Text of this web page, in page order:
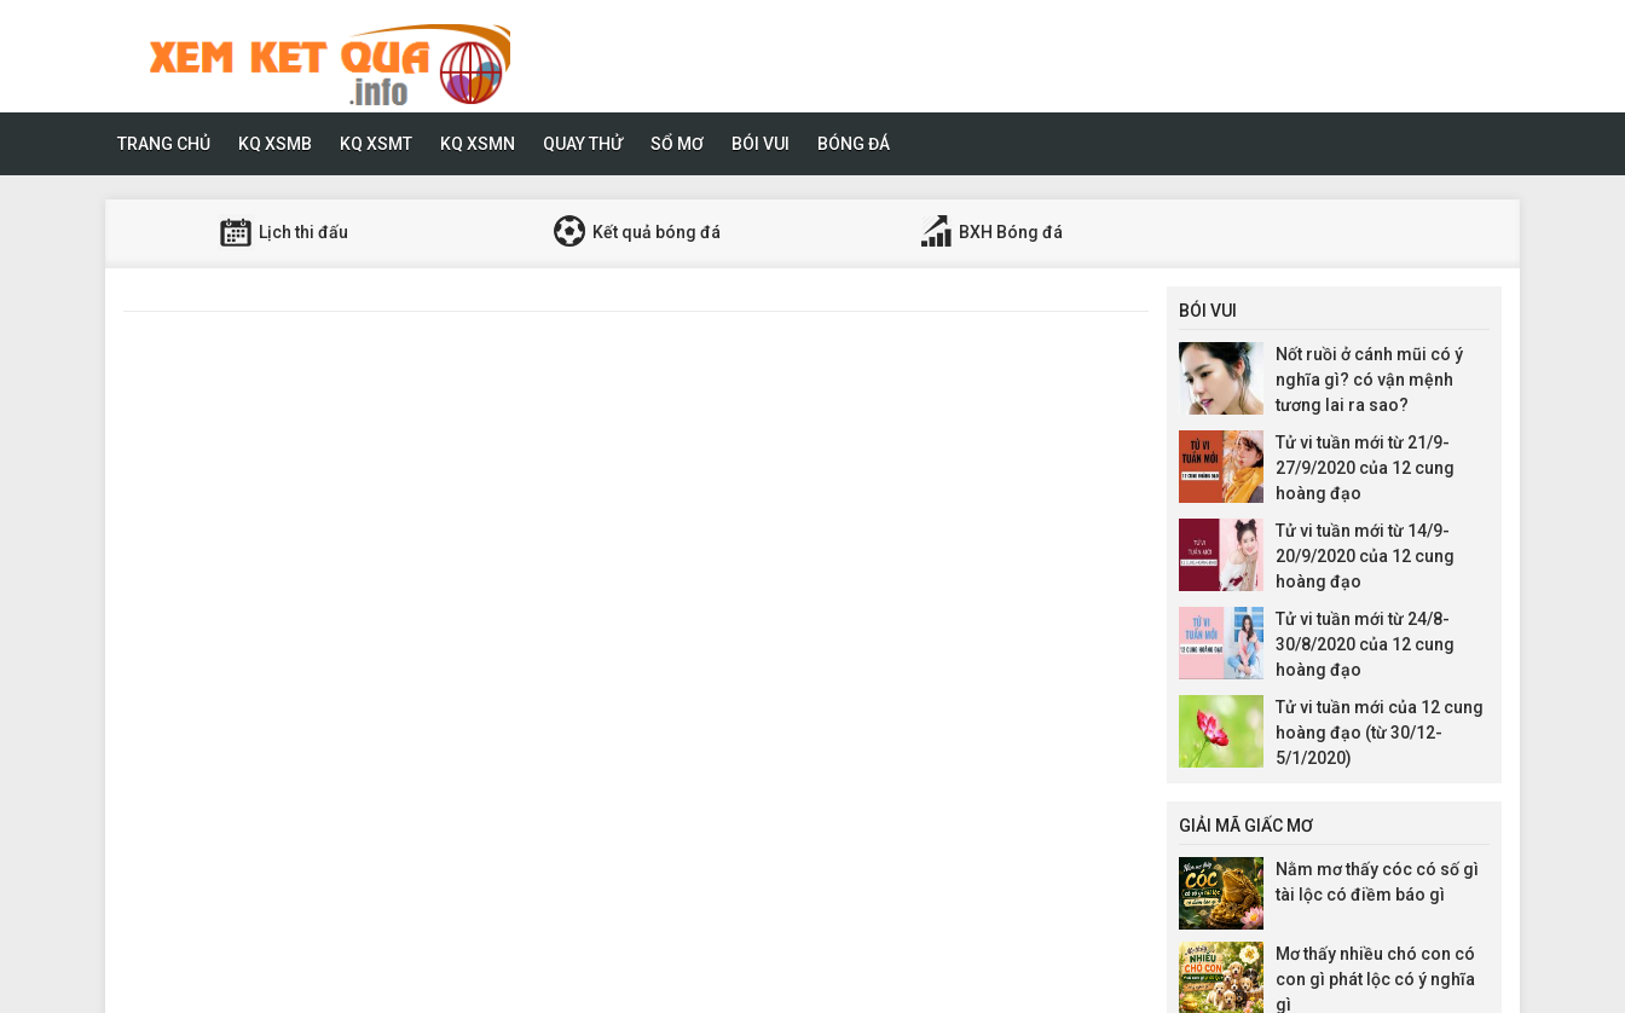
TRANG CHỦ KQ XSMB KQ XSMT KQ XSMN QUAY THỬ SỔ MƠ BÓI VUI BÓNG ĐÁ
Lịch thi đấu Kết quả bóng đá BXH Bóng đá
BÓI VUI
Nốt ruồi ở cánh mũi có ý
nghĩa gì? có vận mệnh
tương lai ra sao?
Tử vi tuần mới từ 21/9-
27/9/2020 của 12 cung
hoàng đạo
Tử vi tuần mới từ 14/9-
20/9/2020 của 12 cung
hoàng đạo
Tử vi tuần mới từ 24/8-
30/8/2020 của 12 cung
hoàng đạo
Tử vi tuần mới của 12 cung
hoàng đạo (từ 30/12-
5/1/2020)
GIẢI MÃ GIẤC MƠ
Nằm mơ thấy cóc có số gì
tài lộc có điềm báo gì
Mơ thấy nhiều chó con có
con gì phát lộc có ý nghĩa
gì